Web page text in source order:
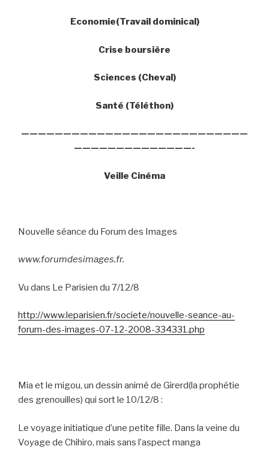
Economie(Travail dominical)
Crise boursière
Sciences (Cheval)
Santé (Téléthon)
———————————————————————————
——————————————-
Veille Cinéma
Nouvelle séance du Forum des Images
www.forumdesimages.fr.
Vu dans Le Parisien du 7/12/8
http://www.leparisien.fr/societe/nouvelle-seance-au-
forum-des-images-07-12-2008-334331.php
Mia et le migou, un dessin animé de Girerd(la prophétie
des grenouilles) qui sort le 10/12/8 :
Le voyage initiatique d’une petite fille. Dans la veine du
Voyage de Chihiro, mais sans l’aspect manga